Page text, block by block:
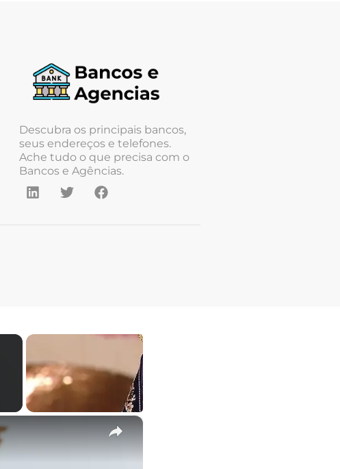
Descubra os principais bancos,
seus endereços e telefones.
Ache tudo o que precisa com o
Bancos e Agências.
×